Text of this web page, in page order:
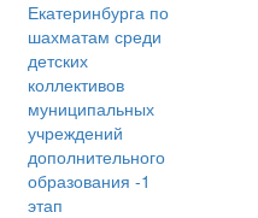
Екатеринбурга по
шахматам среди
детских
коллективов
муниципальных
учреждений
дополнительного
образования -1
этап